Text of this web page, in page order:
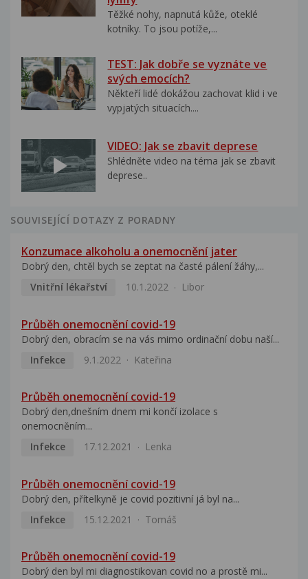
Těžké nohy, napnutá kůže, oteklé
kotníky. To jsou potíže,...
TEST: Jak dobře se vyznáte ve
svých emocích?
Někteří lidé dokážou zachovat klid i ve
vypjatých situacích....
VIDEO: Jak se zbavit deprese
Shlédněte video na téma jak se zbavit
deprese..
SOUVISEJÍCÍ DOTAZY Z PORADNY
Konzumace alkoholu a onemocnění jater
Dobrý den, chtěl bych se zeptat na časté pálení žáhy,...
Vnitřní lékařství
10.1.2022 Libor
Průběh onemocnění covid-19
Dobrý den, obracím se na vás mimo ordinační dobu naší...
Infekce
9.1.2022 Kateřina
Průběh onemocnění covid-19
Dobrý den,dnešním dnem mi končí izolace s
onemocněním...
Infekce
17.12.2021 Lenka
Průběh onemocnění covid-19
Dobrý den, přítelkyně je covid pozitivní já byl na...
Infekce
15.12.2021 Tomáš
Průběh onemocnění covid-19
Dobrý den byl mi diagnostikovan covid no a prostě mi...